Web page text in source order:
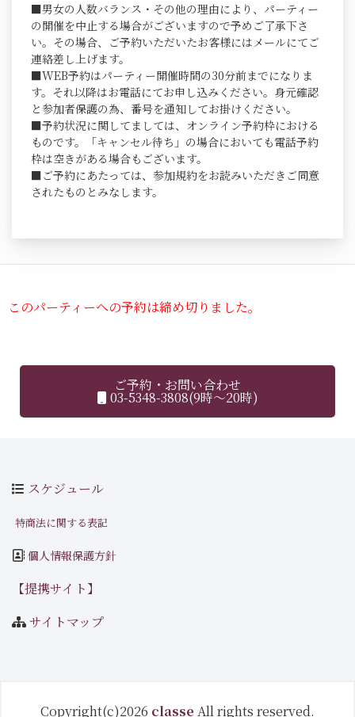
■男女の人数バランス・その他の理由により、パーティー
の開催を中止する場合がございますので予めご了承下さ
い。その場合、ご予約いただいたお客様にはメールにてご
連絡差し上げます。
■WEB予約はパーティー開催時間の30分前までになりま
す。それ以降はお電話にてお申し込みください。身元確認
と参加者保護の為、番号を通知してお掛けください。
■予約状況に関してましては、オンライン予約枠における
ものです。「キャンセル待ち」の場合においても電話予約
枠は空きがある場合もございます。
■ご予約にあたっては、参加規約をお読みいただきご同意
されたものとみなします。
このパーティーへの予約は締め切りました。
ご予約・お問い合わせ
03-5348-3808(9時～20時)
スケジュール
特商法に関する表記
個人情報保護方針
【提携サイト】
サイトマップ
Copyright(c)2026 classe All rights reserved.